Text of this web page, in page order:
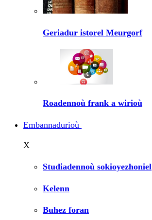
Geriadur istorel Meurgorf
Roadennoù frank a wirioù
Embannadurioù
X
Studiadennoù sokioyezhoniel
Kelenn
Buhez foran